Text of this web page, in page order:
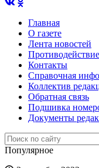
Главная
О газете
Лента новостей
Контакты
Справочная
Коллектив
Обратная связь
Подшивка
Документы
Популярное